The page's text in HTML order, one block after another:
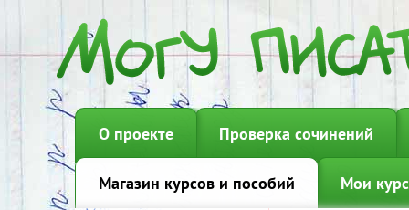
О проекте Проверка сочинений
Магазин курсов и пособий Мои